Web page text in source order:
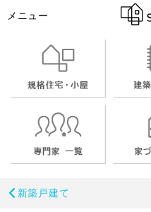
メニュー
新築戸建て